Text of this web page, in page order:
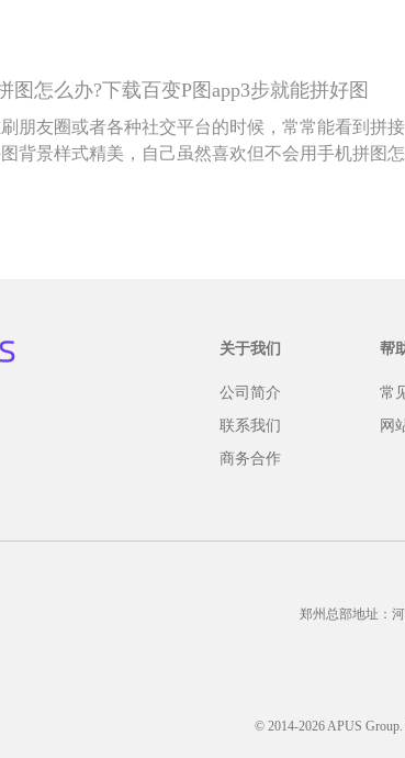
图怎么办?下载百变P图app3步就能拼好图
朋友圈或者各种社交平台的时候，常常能看到拼
背景样式精美，自己虽然喜欢但不会用手机拼图
关于我们
公司简介
联系我们
商务合作
帮
常
网
郑州总部地址：
© 2014-2026 APUS Group.